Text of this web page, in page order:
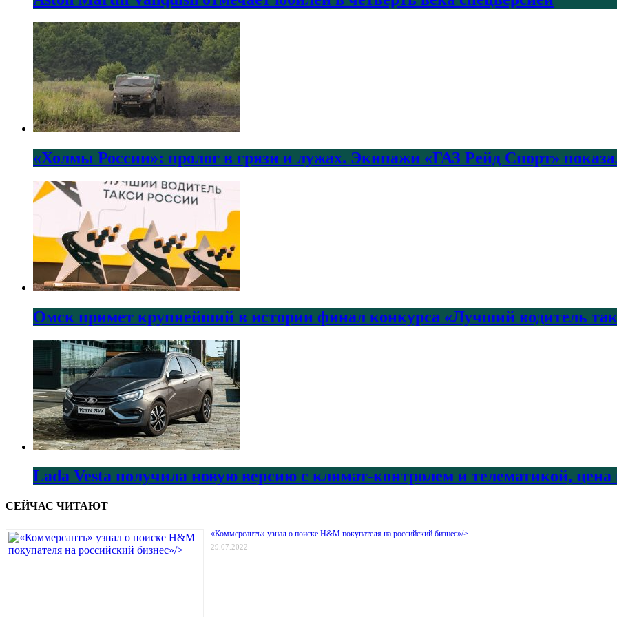
«Холмы России»: пролог в грязи и лужах. Экипажи «ГАЗ Рейд Спорт»
Омск примет крупнейший в истории финал конкурса «Лучший водитель
Lada Vesta получила новую версию с климат-контролем и телематикой, цена
СЕЙЧАС ЧИТАЮТ
«Коммерсантъ» узнал о поиске H&M покупателя на российский бизнес»/>
29.07.2022